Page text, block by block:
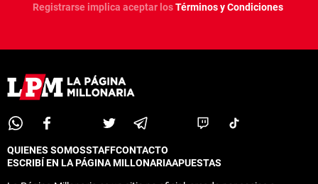
Registrarse implica aceptar losTérminos y Condiciones
QUIENES SOMOSSTAFFCONTACTO
ESCRIBÍ EN LA PÁGINA MILLONARIAAPUESTAS